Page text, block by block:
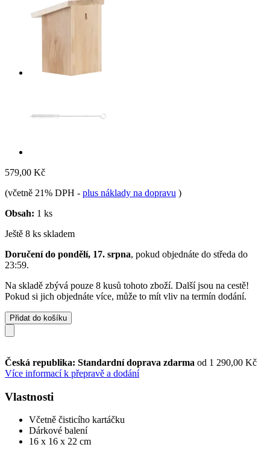
579,00 Kč
(včetně 21% DPH - plus náklady na dopravu )
Obsah: 1 ks
Ještě 8 ks skladem
Doručení do pondělí, 17. srpna, pokud objednáte do středa do
23:59.
Na skladě zbývá pouze 8 kusů tohoto zboží. Další jsou na cestě!
Pokud si jich objednáte více, může to mít vliv na termín dodání.
Přidat do košíku
Česká republika: Standardní doprava zdarma od 1 290,00 Kč
Více informací k přepravě a dodání
Vlastnosti
Včetně čisticího kartáčku
Dárkové balení
16 x 16 x 22 cm